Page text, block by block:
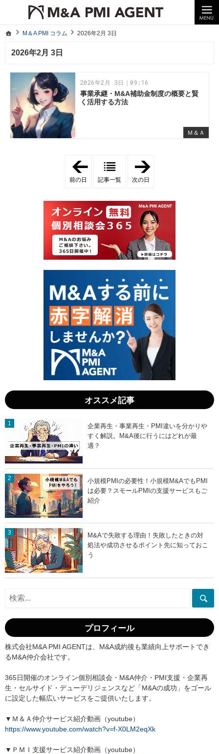
ホームM＆A PMI コラム 2026年2月 3日
2026年2月 3日
10年以上の経験。企業の経営統合や売却はM＆A PMI AGENTへ。
M＆A PMI コラム｜M＆A・PMI・事業承継のポイントや成功事例をわかりやすくご紹介
Ｍ＆Ａ
2026年2月 3日｜09:16
事業承継・M&A補助金制度の概要と賢
く活用する方法
2
月
日
」
前の日 記事一覧
2
月
4
日
」
次の日
オススメ記事
企業再生・事業再生・PMI違いを分かりや
すく解説。M&A後に行うにはどれが最
適？
小規模PMIの必要性！小規模M&AでもPMI
は必要？スモールPMIの支援サービスもご
紹介
M&Aで失敗する理由！失敗したときの対
処法や成功させるポイント先に知っておこ
う
プロフィール
株式会社M&A PMI AGENTは、M&A成約後も業績向上サポートでき
るM&A仲介会社です。
365日開催のオンライン個別相談会・M&A仲介・PMI支援・企業再
生・セルサイド・デューデリジェンスなど「M&Aの成功」をゴール
に設定した幅広いサービスをご提供いたします。
▼Ｍ＆Ａ仲介サービス紹介動画（youtube）
https://www.youtube.com/watch?v=f-X0LM2eqXk
▼ＰＭＩ支援サービス紹介動画（youtube）
ホームM＆A PMI コラム 2026年2月 3日